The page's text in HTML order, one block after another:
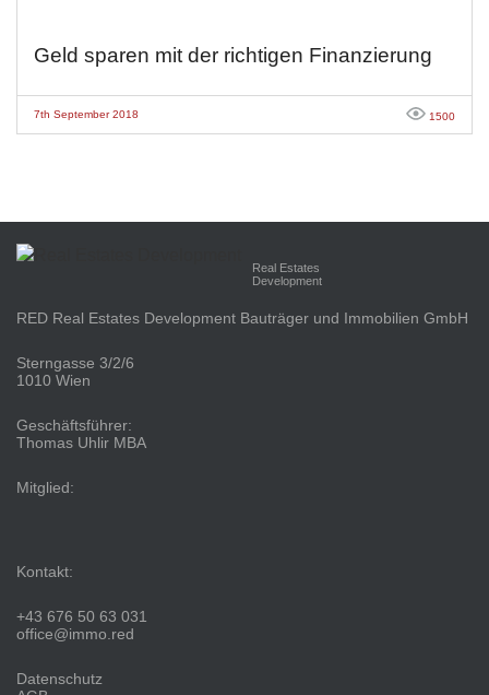
Geld sparen mit der richtigen Finanzierung
7th September 2018 1500
Real Estates
Development
RED Real Estates Development Bauträger und Immobilien GmbH
Sterngasse 3/2/6
1010 Wien
Geschäftsführer:
Thomas Uhlir MBA
Mitglied:
Kontakt:
+43 676 50 63 031
office@immo.red
Datenschutz